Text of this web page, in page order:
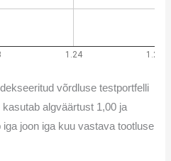
võrdluse testportfelli
algväärtust 1,00 ja
joon iga kuu vastava tootluse